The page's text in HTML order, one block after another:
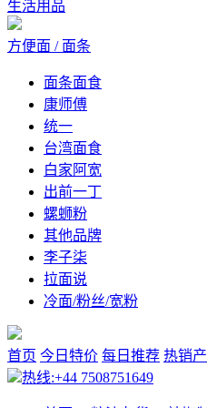
生活用品
方便面 / 面条
面条面食
康师傅
统一
台湾面食
白家阿宽
出前一丁
螺蛳粉
其他品牌
李子柒
拉面说
冷面/粉丝/宽粉
首页 今日特价 每日推荐 热销
热线:+44 7508751649